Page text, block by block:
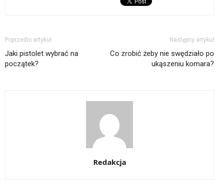
Poprzedni artykuł
Jaki pistolet wybrać na
początek?
Następny artykuł
Co zrobić żeby nie swędziało po
ukąszeniu komara?
Redakcja